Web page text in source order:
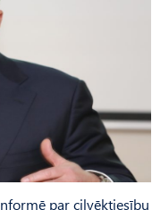
par cilvēktiesību